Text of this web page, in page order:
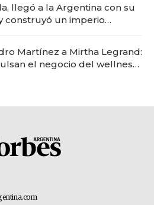
llegó a la Argentina con su
construyó un imperio
Martínez a Mirtha Legrand:
el negocio del wellness